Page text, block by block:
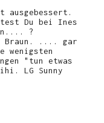
ausgebessert.
Du bei Ines
?
Braun. .... gar
wenigsten
"tun etwas
LG Sunny